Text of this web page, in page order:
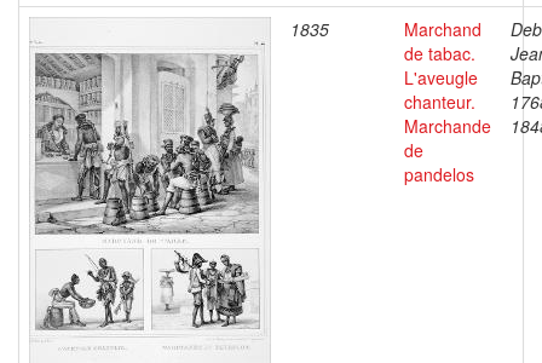
1835
Marchand
de tabac.
L'aveugle
chanteur.
Marchande
de
pandelos